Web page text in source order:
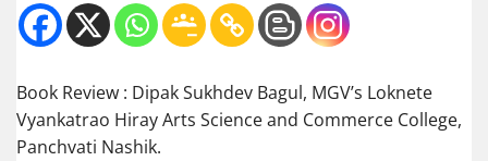
Book Review : Dipak Sukhdev Bagul, MGV’s Loknete
Vyankatrao Hiray Arts Science and Commerce College,
Panchvati Nashik.